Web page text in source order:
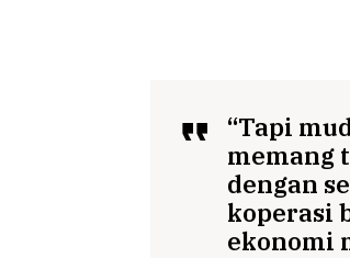
“Tapi
memang
dengan
koperasi
ekonomi